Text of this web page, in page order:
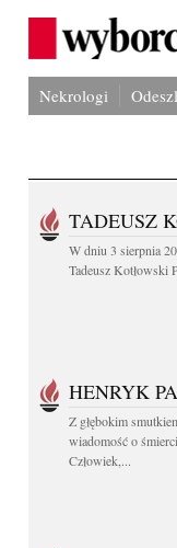
Nekrologi
TADEUSZ
W dniu 3 sierpnia
Tadeusz Kotłowski
HENRYK
Z głębokim
wiadomość o
Człowiek,...